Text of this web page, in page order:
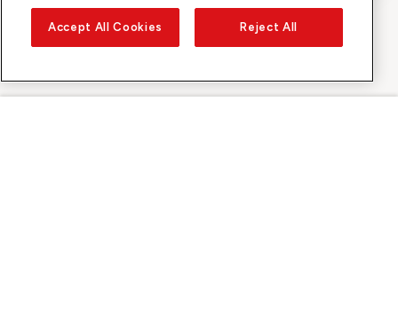
Accept All Cookies Reject All